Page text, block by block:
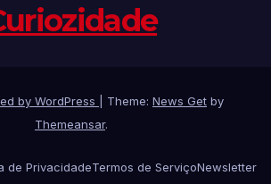
by WordPress Theme: News Get by
Themeansar.
de PrivacidadeTermos de ServiçoNewsletter